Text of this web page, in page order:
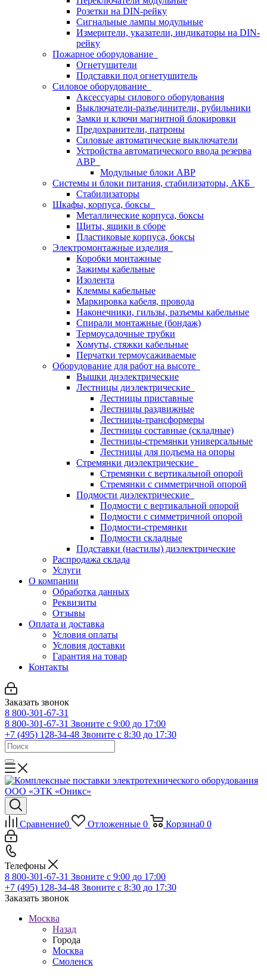
Розетки на DIN-рейку
Сигнальные лампы модульные
Измерители, указатели, индикаторы на DIN-
рейку
Пожарное оборудование
Огнетушители
Подставки под огнетушитель
Силовое оборудование
Аксессуары силового оборудования
Выключатели-разъединители, рубильники
Замки и ключи магнитной блокировки
Предохранители, патроны
Силовые автоматические выключатели
Устройства автоматического ввода резерва
АВР
Модульные блоки АВР
Системы и блоки питания, стабилизаторы, АКБ
Стабилизаторы
Шкафы, корпуса, боксы
Металлические корпуса, боксы
Щиты, ящики в сборе
Пластиковые корпуса, боксы
Электромонтажные изделия
Коробки монтажные
Зажимы кабельные
Изолента
Клеммы кабельные
Маркировка кабеля, провода
Наконечники, гильзы, разъемы кабельные
Спирали монтажные (бондаж)
Термоусадочные трубки
Хомуты, стяжки кабельные
Перчатки термоусаживаемые
Оборудование для работ на высоте
Вышки диэлектрические
Лестницы диэлектрические
Лестницы приставные
Лестницы раздвижные
Лестницы-трансформеры
Лестницы составные (складные)
Лестницы-стремянки универсальные
Лестницы для подъема на опоры
Стремянки диэлектрические
Стремянки с вертикальной опорой
Стремянки с симметричной опорой
Подмости диэлектрические
Подмости с вертикальной опорой
Подмости с симметричной опорой
Подмости-стремянки
Подмости складные
Подставки (настилы) диэлектрические
Распродажа склада
Услуги
О компании
Обработка данных
Реквизиты
Отзывы
Оплата и доставка
Условия оплаты
Условия доставки
Гарантия на товар
Контакты
Заказать звонок
8 800-301-67-31
8 800-301-67-31 Звоните с 9:00 до 17:00
+7 (495) 128-34-48 Звоните с 8:30 до 17:30
Сравнение0 Отложенные 0 Корзина0 0
Телефоны
8 800-301-67-31 Звоните с 9:00 до 17:00
+7 (495) 128-34-48 Звоните с 8:30 до 17:30
Заказать звонок
Москва
Назад
Города
Москва
Смоленск